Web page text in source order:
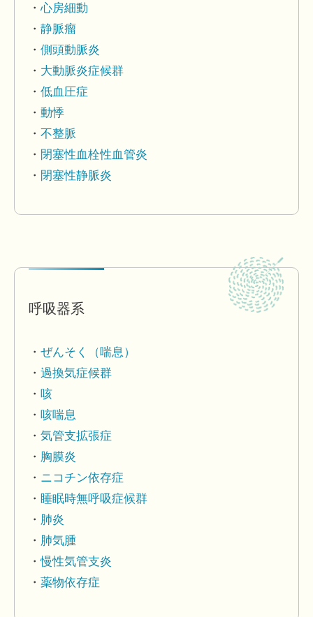
心房細動
静脈瘤
側頭動脈炎
大動脈炎症候群
低血圧症
動悸
不整脈
閉塞性血栓性血管炎
閉塞性静脈炎
呼吸器系
ぜんそく（喘息）
過換気症候群
咳
咳喘息
気管支拡張症
胸膜炎
ニコチン依存症
睡眠時無呼吸症候群
肺炎
肺気腫
慢性気管支炎
薬物依存症